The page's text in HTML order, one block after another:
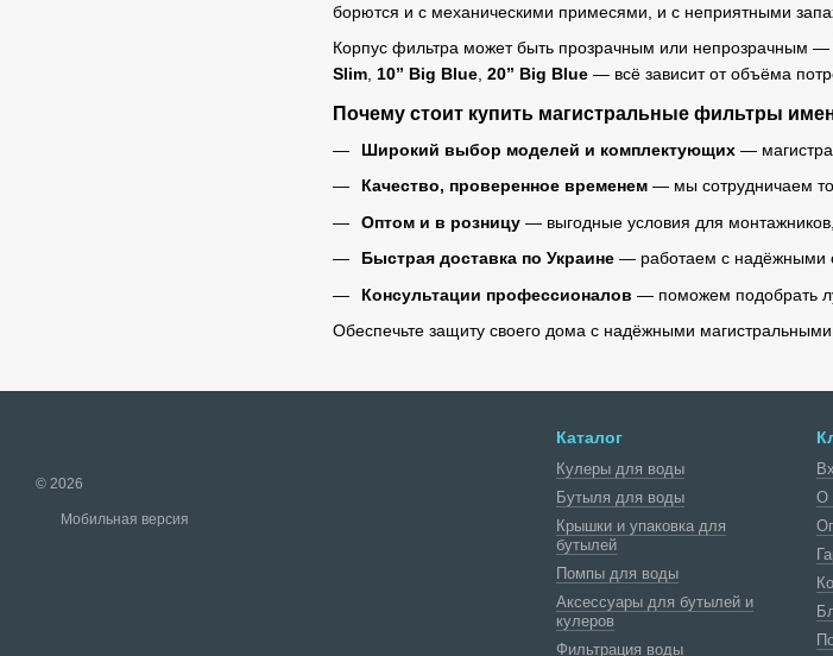
борются и с механическими примесями, и с неприятными
Корпус фильтра может быть прозрачным или непрозрачным —
Slim 10” Big Blue 20” Big Blue — всё зависит от объёма
Почему стоит купить магистральные фильтры
Широкий выбор моделей и комплектующих —
Качество, проверенное временем — мы сотрудничаем
Оптом и в розницу — выгодные условия для
Быстрая доставка по Украине — работаем с надёжными
Консультации профессионалов — поможем подобрать
Обеспечьте защиту своего дома с надёжными
© 2026
Мобильная версия
Каталог
Кулеры для воды
Бутыля для воды
Крышки и упаковка для
бутылей
Помпы для воды
Аксессуары для бутылей и
кулеров
Фильтрация воды
О